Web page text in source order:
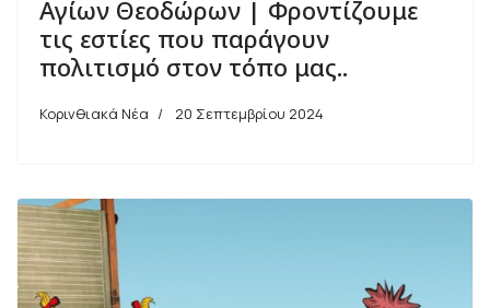
Αγίων Θεοδώρων | Φροντίζουμε
τις εστίες που παράγουν
πολιτισμό στον τόπο μας..
Κορινθιακά Νέα 20 Σεπτεμβρίου 2024